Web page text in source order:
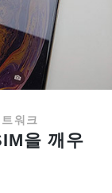
워크
을 깨우